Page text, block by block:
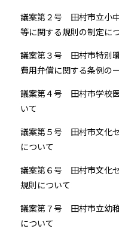
議案第２号 田村市立小
等に関する規則の制定に
議案第３号 田村市特別
費用弁償に関する条例の
議案第４号 田村市学校
いて
議案第５号 田村市文化
について
議案第６号 田村市文化
規則について
議案第７号 田村市立幼
について